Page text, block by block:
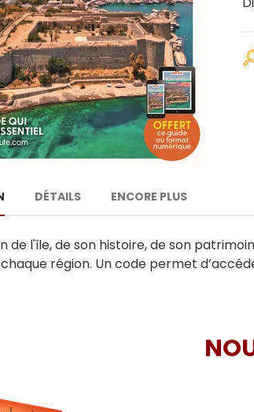
DÉTAILS ENCORE PLUS
de l'île, de son histoire, de son
région. Un code permet